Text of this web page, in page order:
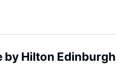
by Hilton Edinburgh